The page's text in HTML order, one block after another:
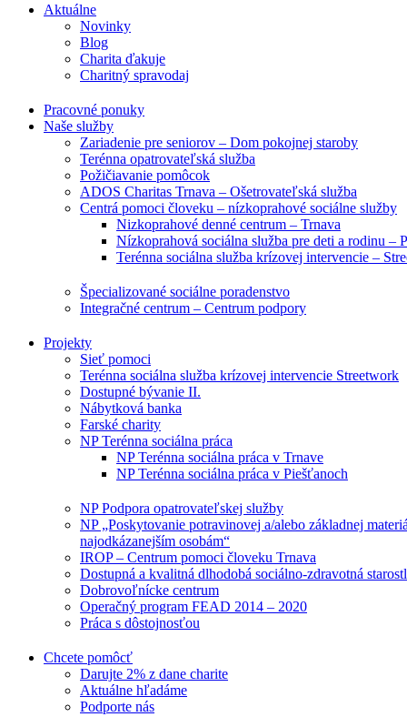
Aktuálne
Novinky
Blog
Charita ďakuje
Charitný spravodaj
Pracovné ponuky
Naše služby
Zariadenie pre seniorov – Dom pokojnej staroby
Terénna opatrovateľská služba
Požičiavanie pomôcok
ADOS Charitas Trnava – Ošetrovateľská služba
Centrá pomoci človeku – nízkoprahové sociálne služby
Nizkoprahové denné centrum – Trnava
Nízkoprahová sociálna služba pre deti a rodinu –
Terénna sociálna služba krízovej intervencie –
Špecializované sociálne poradenstvo
Integračné centrum – Centrum podpory
Projekty
Sieť pomoci
Terénna sociálna služba krízovej intervencie Streetwork
Dostupné bývanie II.
Nábytková banka
Farské charity
NP Terénna sociálna práca
NP Terénna sociálna práca v Trnave
NP Terénna sociálna práca v Piešťanoch
NP Podpora opatrovateľskej služby
NP „Poskytovanie potravinovej a/alebo základnej
najodkázanejším osobám“
IROP – Centrum pomoci človeku Trnava
Dostupná a kvalitná dlhodobá sociálno-zdravotná
Dobrovoľnícke centrum
Operačný program FEAD 2014 – 2020
Práca s dôstojnosťou
Chcete pomôcť
Darujte 2% z dane charite
Aktuálne hľadáme
Podporte nás